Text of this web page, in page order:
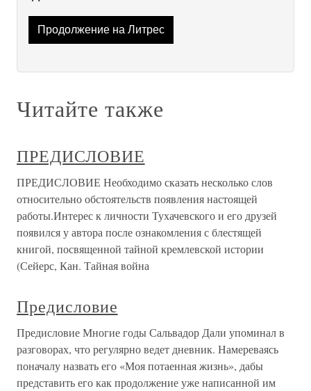
Продолжение на Литрес
Читайте также
ПРЕДИСЛОВИЕ
ПРЕДИСЛОВИЕ Необходимо сказать несколько слов
относительно обстоятельств появления настоящей
работы.Интерес к личности Тухачевского и его друзей
появился у автора после ознакомления с блестящей
книгой, посвященной тайной кремлевской истории
(Сейерс, Кан. Тайная война
Предисловие
Предисловие Многие годы Сальвадор Дали упоминал в
разговорах, что регулярно ведет дневник. Намереваясь
поначалу назвать его «Моя потаенная жизнь», дабы
представить его как продолжение уже написанной им